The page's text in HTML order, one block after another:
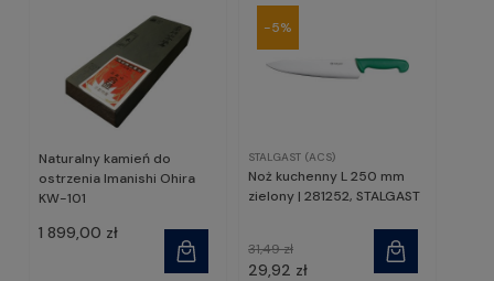
Naturalny kamień do
ostrzenia Imanishi Ohira
KW-101
1 899,00 zł
STALGAST (ACS)
Noż kuchenny L 250 mm
zielony | 281252, STALGAST
29,92 zł
31,49 zł
-5%